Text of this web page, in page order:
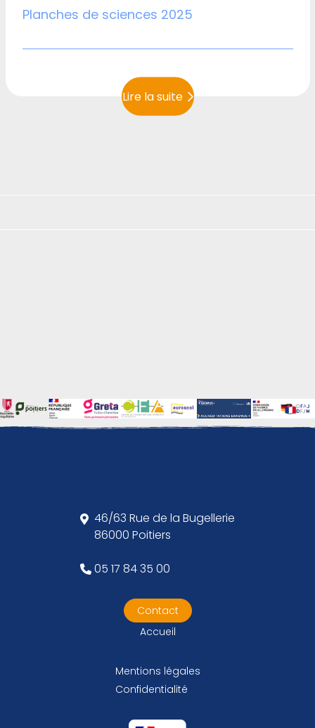
Planches de sciences 2025
Lire la suite
46/63 Rue de la Bugellerie
86000 Poitiers
05 17 84 35 00
Contact
Accueil
Mentions légales
Confidentialité